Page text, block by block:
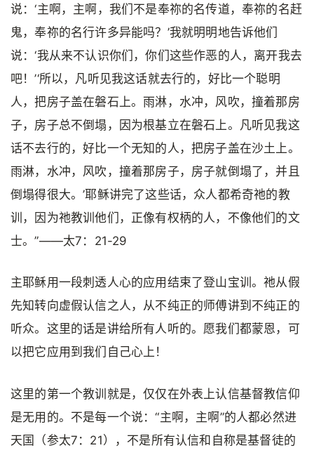
说：‘主啊，主啊，我们不是奉祢的名传道，奉祢的名赶
鬼，奉祢的名行许多异能吗？’我就明明地告诉他们
说：‘我从来不认识你们，你们这些作恶的人，离开我去
吧！’‘所以，凡听见我这话就去行的，好比一个聪明
人，把房子盖在磐石上。雨淋，水冲，风吹，撞着那房
子，房子总不倒塌，因为根基立在磐石上。凡听见我这
话不去行的，好比一个无知的人，把房子盖在沙土上。
雨淋，水冲，风吹，撞着那房子，房子就倒塌了，并且
倒塌得很大。’耶稣讲完了这些话，众人都希奇祂的教
训，因为祂教训他们，正像有权柄的人，不像他们的文
士。”——太7：21-29
主耶稣用一段刺透人心的应用结束了登山宝训。祂从假
先知转向虚假认信之人，从不纯正的师傅讲到不纯正的
听众。这里的话是讲给所有人听的。愿我们都蒙恩，可
以把它应用到我们自己心上！
这里的第一个教训就是，仅仅在外表上认信基督教信仰
是无用的。不是每一个说：“主啊，主啊”的人都必然进
天国（参太7：21），不是所有认信和自称是基督徒的